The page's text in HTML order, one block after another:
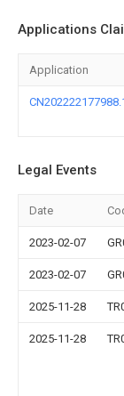
Applications
Application
Legal Events
Date
2023-02-07
2023-02-07
2025-11-28
2025-11-28